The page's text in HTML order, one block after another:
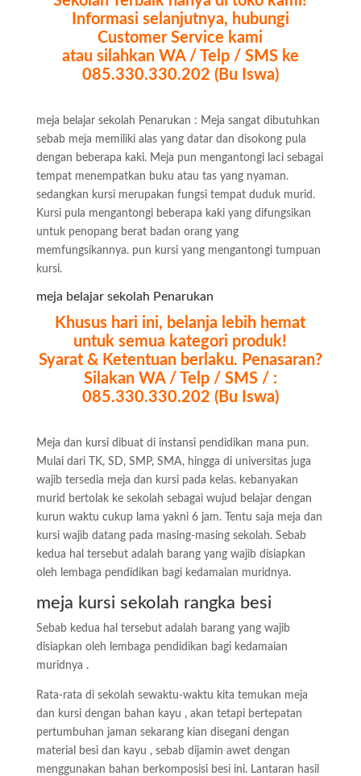
Informasi selanjutnya, hubungi
Customer Service kami
atau silahkan WA / Telp / SMS ke
085.330.330.202 (Bu Iswa)
meja belajar sekolah Penarukan : Meja sangat dibutuhkan
sebab meja memiliki alas yang datar dan disokong pula
dengan beberapa kaki. Meja pun mengantongi laci sebagai
tempat menempatkan buku atau tas yang nyaman.
sedangkan kursi merupakan fungsi tempat duduk murid.
Kursi pula mengantongi beberapa kaki yang difungsikan
untuk penopang berat badan orang yang
memfungsikannya. pun kursi yang mengantongi tumpuan
kursi.
meja belajar sekolah Penarukan
Khusus hari ini, belanja lebih hemat
untuk semua kategori produk!
Syarat & Ketentuan berlaku. Penasaran?
Silakan WA / Telp / SMS / :
085.330.330.202 (Bu Iswa)
Meja dan kursi dibuat di instansi pendidikan mana pun.
Mulai dari TK, SD, SMP, SMA, hingga di universitas juga
wajib tersedia meja dan kursi pada kelas. kebanyakan
murid bertolak ke sekolah sebagai wujud belajar dengan
kurun waktu cukup lama yakni 6 jam. Tentu saja meja dan
kursi wajib datang pada masing-masing sekolah. Sebab
kedua hal tersebut adalah barang yang wajib disiapkan
oleh lembaga pendidikan bagi kedamaian muridnya.
meja kursi sekolah rangka besi
Sebab kedua hal tersebut adalah barang yang wajib
disiapkan oleh lembaga pendidikan bagi kedamaian
muridnya .
Rata-rata di sekolah sewaktu-waktu kita temukan meja
dan kursi dengan bahan kayu , akan tetapi bertepatan
pertumbuhan jaman sekarang kian disegani dengan
material besi dan kayu , sebab dijamin awet dengan
menggunakan bahan berkomposisi besi ini. Lantaran hasil